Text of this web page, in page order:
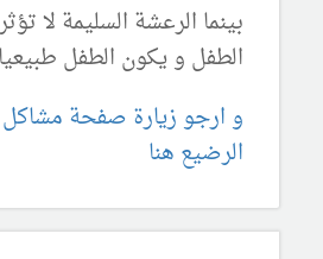
بينما الرعشة السليمة لا
الطفل و يكون الطفل
و ارجو زيارة صفحة
الرضيع هنا